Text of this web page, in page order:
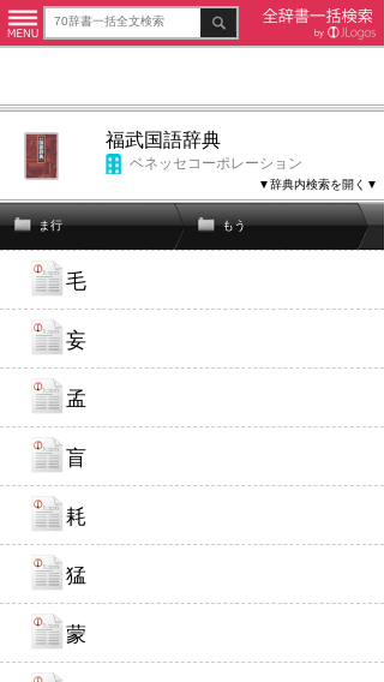
福武国語辞典
ベネッセコーポレーション
▼辞典内検索を開く▼
ま行 もう
毛
妄
孟
盲
耗
猛
蒙